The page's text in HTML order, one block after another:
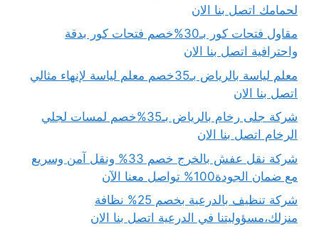
لحمامك اتصل بنا الان
مقاول فتحات كور بـ30%خصم فتحات كور بدقة
واحترافية اتصل بنا الان
معلم لياسة بالرياض بـ35خصم معلم لياسة لإنهاء مثالي
اتصل بنا الان
شركة جلى رخام بالرياض بـ35%خصم لمسات لجلي
الرخام اتصل بنا الان
شركة نقل عفش بالخرج خصم 33% ونقل آمن وسريع
مع ضمان الجودة100% تواصل معنا الآن
شركة تنظيف بالدرعية بخصم 25% نظافة
منزلك،مسؤوليتنا في الدرعية اتصل بنا الان